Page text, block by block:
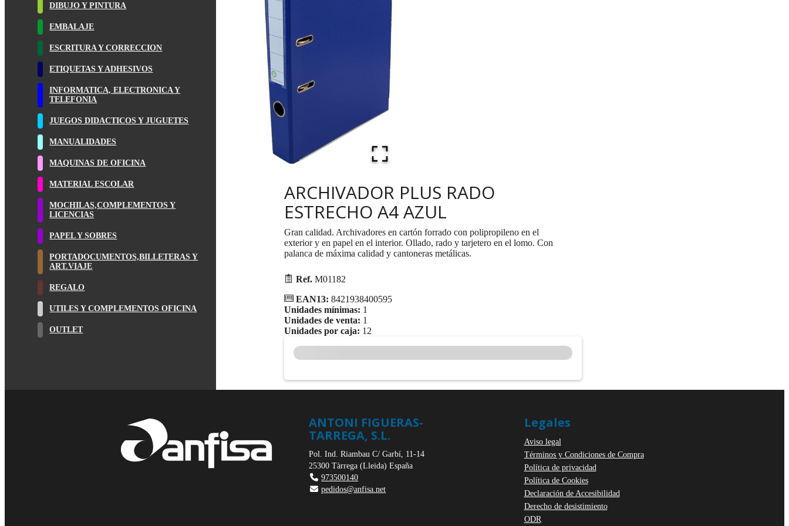
DIBUJO Y PINTURA
EMBALAJE
ESCRITURA Y CORRECCION
ETIQUETAS Y ADHESIVOS
INFORMATICA, ELECTRONICA Y
TELEFONIA
JUEGOS DIDACTICOS Y JUGUETES
MANUALIDADES
MAQUINAS DE OFICINA
MATERIAL ESCOLAR
MOCHILAS,COMPLEMENTOS Y
LICENCIAS
PAPEL Y SOBRES
PORTADOCUMENTOS,BILLETERAS Y
ART.VIAJE
REGALO
UTILES Y COMPLEMENTOS OFICINA
OUTLET
ARCHIVADOR PLUS RADO
ESTRECHO A4 AZUL
Gran calidad. Archivadores en cartón forrado con polipropileno en el
exterior y en papel en el interior. Ollado, rado y tarjetero en el lomo. Con
palanca de máxima calidad y cantoneras metálicas.
Ref. M01182
EAN13: 8421938400595
Unidades mínimas: 1
Unidades de venta: 1
Unidades por caja: 12
ANTONI FIGUERAS-
TARREGA, S.L.
Pol. Ind. Riambau C/ Garbí, 11-14
25300 Tàrrega(Lleida) España
973500140
pedidos@anfisa.net
Legales
Aviso legal
Términos y Condiciones de Compra
Política de privacidad
Política de Cookies
Declaración de Accesibilidad
Derecho de desistimiento
ODR